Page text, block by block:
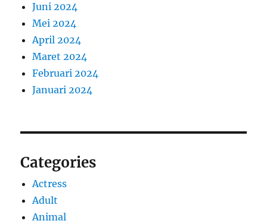
Juni 2024
Mei 2024
April 2024
Maret 2024
Februari 2024
Januari 2024
Categories
Actress
Adult
Animal